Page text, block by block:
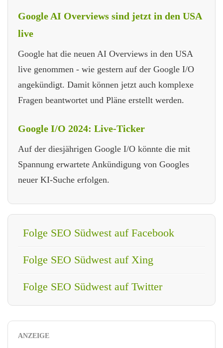
Google AI Overviews sind jetzt in den USA
live
Google hat die neuen AI Overviews in den USA
live genommen - wie gestern auf der Google I/O
angekündigt. Damit können jetzt auch komplexe
Fragen beantwortet und Pläne erstellt werden.
Google I/O 2024: Live-Ticker
Auf der diesjährigen Google I/O könnte die mit
Spannung erwartete Ankündigung von Googles
neuer KI-Suche erfolgen.
Folge SEO Südwest auf Facebook
Folge SEO Südwest auf Xing
Folge SEO Südwest auf Twitter
ANZEIGE